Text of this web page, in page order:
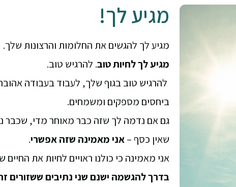
מגיע לך!
מגיע לך להגשים את החלומות והרצונות שלך.
מגיע לך לחיות טוב. להרגיש טוב.
להרגיש טוב בגוף שלך, לעבוד בעבודה
ביחסים מספקים ומשמחים.
גם אם נדמה לך שזה כבר מאוחר מדי, שכבר
שאין כסף –אני מאמינה שזה אפשרי.
אני מאמינה כי כולנו ראויים לחיות את החיים
בדרך להגשמה ישנם שני נתיבים ששזורים